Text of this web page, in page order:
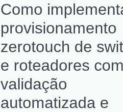
Como
provisionamento
zerotouch de
e roteadores com
validação
automatizada e